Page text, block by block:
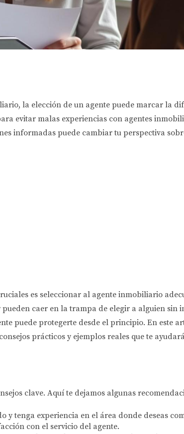
la elección de un agente puede marcar la
evitar malas experiencias con agentes
informadas puede cambiar tu perspectiva
es seleccionar al agente inmobiliario
caer en la trampa de elegir a alguien sin
puede protegerte desde el principio. En este
prácticos y ejemplos reales que te
clave. Aquí te dejamos algunas
y tenga experiencia en el área donde deseas
con el servicio del agente.